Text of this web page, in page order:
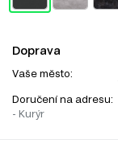
Doprava
Vaše město:
Doručení na adresu:
- Kurýr